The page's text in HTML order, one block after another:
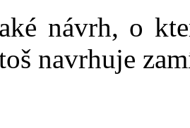
návrh, o
navrhuje